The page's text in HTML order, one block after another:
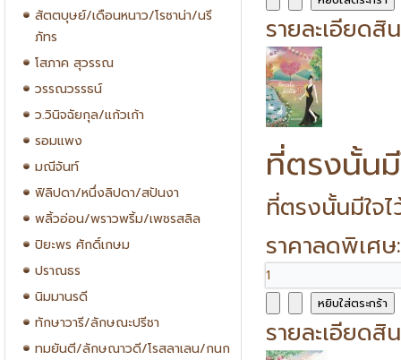
สัตตบุษย์/เดือนหนาว/โรซาน่า/นรี
ภัทร
โสภาค สุวรรณ
วรรณวรรธน์
ว.วินิจฉัยกุล/แก้วเก้า
รอมแพง
มณีจันท์
ฟิลิปดา/หนึ่งลิปดา/สปันงา
พลิ้วอ่อน/พราวพริ้ม/เพชรสลิล
ปิยะพร ศักดิ์เกษม
ปราณธร
นิมมานรดี
ทักษาวารี/ลักษณะปรีชา
ทมยันตี/ลักษณาวดี/โรสลาเลน/กนก
รายละเอียดสิ
ที่ตรงนั้นมี
ที่ตรงนั้นมีใจ
ราคาลดพิเศ
รายละเอียดสิ